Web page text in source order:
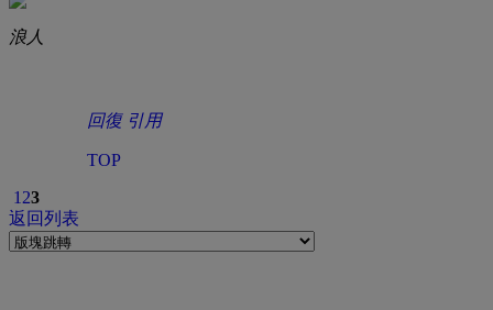
浪人
回復 引用
TOP
1 23
返回列表